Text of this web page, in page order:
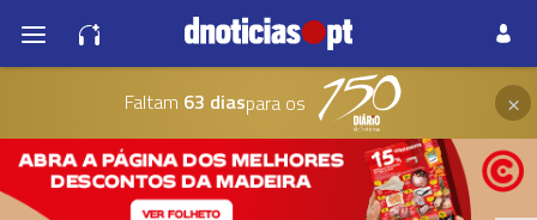
Faltam 63 diaspara os ×